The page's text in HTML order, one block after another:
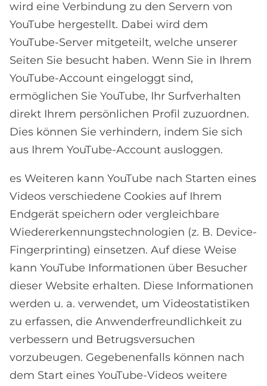
wird eine Verbindung zu den Servern von
YouTube hergestellt. Dabei wird dem
YouTube-Server mitgeteilt, welche unserer
Seiten Sie besucht haben. Wenn Sie in Ihrem
YouTube-Account eingeloggt sind,
ermöglichen Sie YouTube, Ihr Surfverhalten
direkt Ihrem persönlichen Profil zuzuordnen.
Dies können Sie verhindern, indem Sie sich
aus Ihrem YouTube-Account ausloggen.
es Weiteren kann YouTube nach Starten eines
Videos verschiedene Cookies auf Ihrem
Endgerät speichern oder vergleichbare
Wiedererkennungstechnologien (z. B. Device-
Fingerprinting) einsetzen. Auf diese Weise
kann YouTube Informationen über Besucher
dieser Website erhalten. Diese Informationen
werden u. a. verwendet, um Videostatistiken
zu erfassen, die Anwenderfreundlichkeit zu
verbessern und Betrugsversuchen
vorzubeugen. Gegebenenfalls können nach
dem Start eines YouTube-Videos weitere